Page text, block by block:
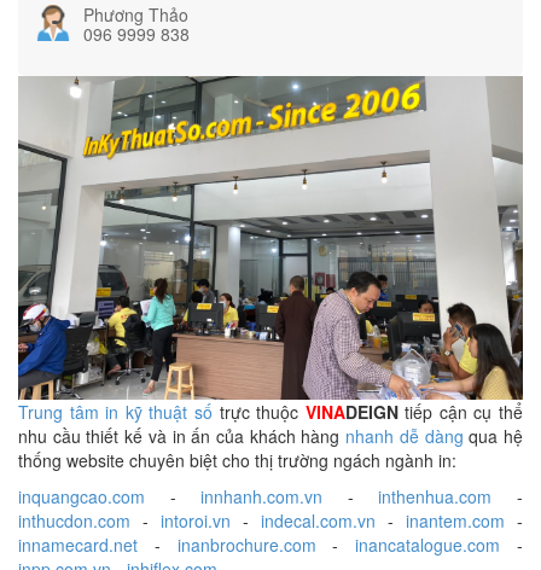
Phương Thảo
096 9999 838
Trung tâm in kỹ thuật số trực thuộc VINADEIGNtiếp cận cụ thể
nhu cầu thiết kế và in ấn của khách hàng nhanh dễ dàng qua hệ
thống website chuyên biệt cho thị trường ngách ngành in:
inquangcao.com -innhanh.com.vn -inthenhua.com -
inthucdon.com - intoroi.vn - indecal.com.vn - inantem.com -
innamecard.net - inanbrochure.com -inancatalogue.com -